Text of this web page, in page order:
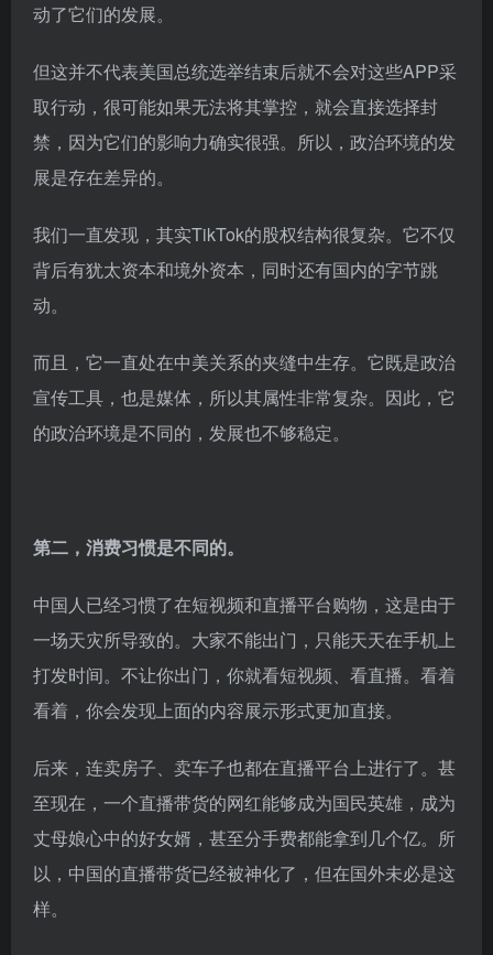
动了它们的发展。
但这并不代表美国总统选举结束后就不会对这些APP采
取行动，很可能如果无法将其掌控，就会直接选择封
禁，因为它们的影响力确实很强。所以，政治环境的发
展是存在差异的。
我们一直发现，其实TikTok的股权结构很复杂。它不仅
背后有犹太资本和境外资本，同时还有国内的字节跳
动。
而且，它一直处在中美关系的夹缝中生存。它既是政治
宣传工具，也是媒体，所以其属性非常复杂。因此，它
的政治环境是不同的，发展也不够稳定。
第二，消费习惯是不同的。
中国人已经习惯了在短视频和直播平台购物，这是由于
一场天灾所导致的。大家不能出门，只能天天在手机上
打发时间。不让你出门，你就看短视频、看直播。看着
看着，你会发现上面的内容展示形式更加直接。
后来，连卖房子、卖车子也都在直播平台上进行了。甚
至现在，一个直播带货的网红能够成为国民英雄，成为
丈母娘心中的好女婿，甚至分手费都能拿到几个亿。所
以，中国的直播带货已经被神化了，但在国外未必是这
样。